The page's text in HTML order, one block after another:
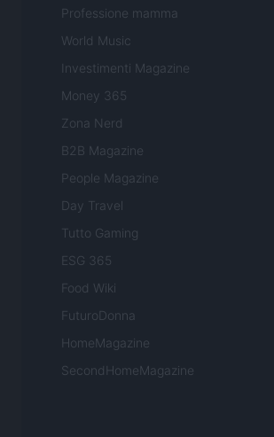
Professione mamma
World Music
Investimenti Magazine
Money 365
Zona Nerd
B2B Magazine
People Magazine
Day Travel
Tutto Gaming
ESG 365
Food Wiki
FuturoDonna
HomeMagazine
SecondHomeMagazine